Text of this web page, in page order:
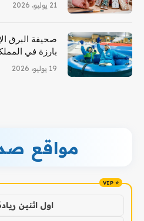
21 يوليو، 2026
صحيفة البرق
بارزة في
19 يوليو، 2026
مواقع
اول اثنين